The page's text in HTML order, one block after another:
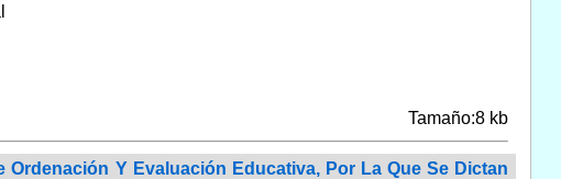
Tamaño:8 kb
Ordenación Y Evaluación Educativa, Por La Que Se Dictan